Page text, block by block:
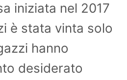
iniziata nel 2017
è stata vinta solo
hanno
desiderato